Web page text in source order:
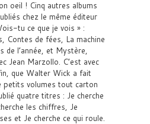
oeil ! Cinq autres albums
chez le même éditeur
tu ce que je vois » :
Contes de fées, La machine
de l’année, et Mystère,
Jean Marzollo. C’est avec
que Walter Wick a fait
petits volumes tout carton
quatre titres : Je cherche
les chiffres, Je
et Je cherche ce qui roule.